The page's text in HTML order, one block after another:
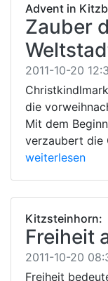
Advent in
Zauber
2011-10-20
die
Mit dem
verzaubert die
weiterlesen
Kitzsteinhorn:
Freiheit
2011-10-20
Freiheit